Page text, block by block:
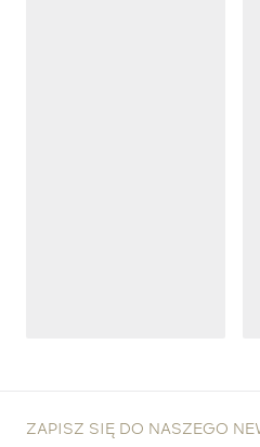
ZAPISZ SIĘ DO NASZEGO